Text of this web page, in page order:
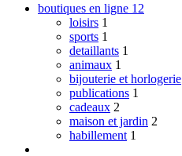
boutiques en ligne 12
loisirs 1
sports 1
detaillants 1
animaux 1
bijouterie et horlogerie
publications 1
cadeaux 2
maison et jardin 2
habillement 1